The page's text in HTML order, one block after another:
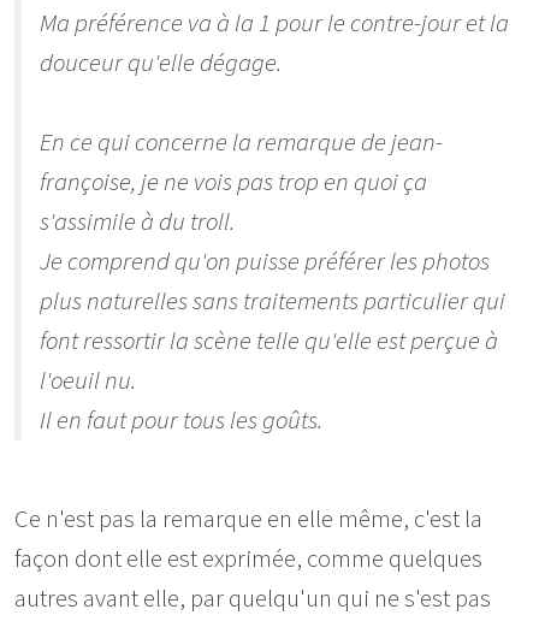
Ma préférence va à la 1 pour le contre-jour et la
douceur qu'elle dégage.
En ce qui concerne la remarque de jean-
françoise, je ne vois pas trop en quoi ça
s'assimile à du troll.
Je comprend qu'on puisse préférer les photos
plus naturelles sans traitements particulier qui
font ressortir la scène telle qu'elle est perçue à
l'oeuil nu.
Il en faut pour tous les goûts.
Ce n'est pas la remarque en elle même, c'est la
façon dont elle est exprimée, comme quelques
autres avant elle, par quelqu'un qui ne s'est pas